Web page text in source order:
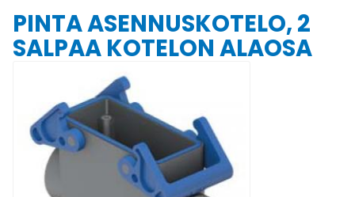
PINTA ASENNUSKOTELO, 2
SALPAA KOTELON ALAOSA